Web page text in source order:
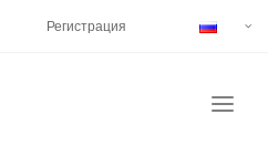
Регистрация